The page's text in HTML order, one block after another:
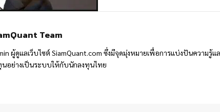
Team
ผู้ดูแลเว็บไซต์ SiamQuant.com ซึ่งมีจุดมุ่งหมายเพื่อการแบ่งปันความรู้แ
นอย่างเป็นระบบให้กับนักลงทุนไทย